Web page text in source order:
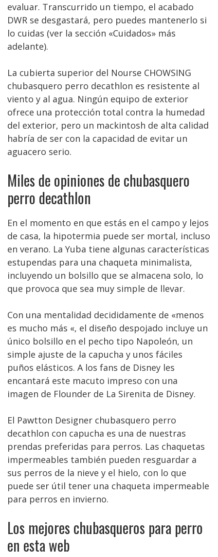
evaluar. Transcurrido un tiempo, el acabado
DWR se desgastará, pero puedes mantenerlo si
lo cuidas (ver la sección «Cuidados» más
adelante).
La cubierta superior del Nourse CHOWSING
chubasquero perro decathlon es resistente al
viento y al agua. Ningún equipo de exterior
ofrece una protección total contra la humedad
del exterior, pero un mackintosh de alta calidad
habría de ser con la capacidad de evitar un
aguacero serio.
Miles de opiniones de chubasquero
perro decathlon
En el momento en que estás en el campo y lejos
de casa, la hipotermia puede ser mortal, incluso
en verano. La Yuba tiene algunas características
estupendas para una chaqueta minimalista,
incluyendo un bolsillo que se almacena solo, lo
que provoca que sea muy simple de llevar.
Con una mentalidad decididamente de «menos
es mucho más «, el diseño despojado incluye un
único bolsillo en el pecho tipo Napoleón, un
simple ajuste de la capucha y unos fáciles
puños elásticos. A los fans de Disney les
encantará este macuto impreso con una
imagen de Flounder de La Sirenita de Disney.
El Pawtton Designer chubasquero perro
decathlon con capucha es una de nuestras
prendas preferidas para perros. Las chaquetas
impermeables también pueden resguardar a
sus perros de la nieve y el hielo, con lo que
puede ser útil tener una chaqueta impermeable
para perros en invierno.
Los mejores chubasqueros para perro
en esta web